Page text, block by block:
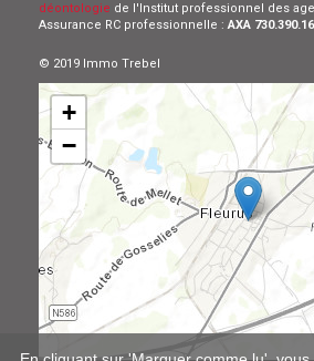
déontologie de l'Institut professionnel des
Assurance RC professionnelle :AXA
© 2019 Immo Trebel
+
−